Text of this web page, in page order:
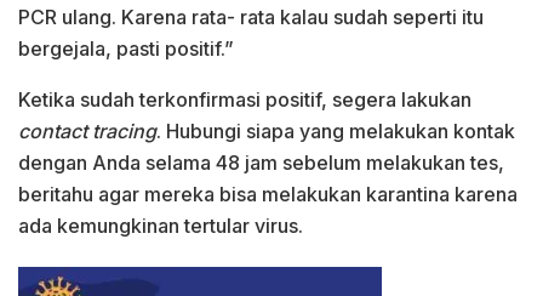
PCR ulang. Karena rata- rata kalau sudah seperti itu
bergejala, pasti positif.”
Ketika sudah terkonfirmasi positif, segera lakukan
contact tracing. Hubungi siapa yang melakukan kontak
dengan Anda selama 48 jam sebelum melakukan tes,
beritahu agar mereka bisa melakukan karantina karena
ada kemungkinan tertular virus.